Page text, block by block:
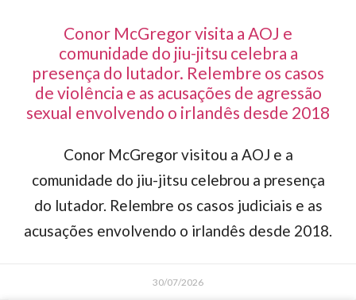
Conor McGregor visita a AOJ e
comunidade do jiu-jitsu celebra a
presença do lutador. Relembre os casos
de violência e as acusações de agressão
sexual envolvendo o irlandês desde 2018
Conor McGregor visitou a AOJ e a
comunidade do jiu-jitsu celebrou a presença
do lutador. Relembre os casos judiciais e as
acusações envolvendo o irlandês desde 2018.
30/07/2026